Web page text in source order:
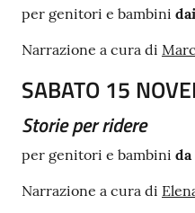
per genitori e bambini
Narrazione a cura di
SABATO 15
Storie per ridere
per genitori e bambini da
Narrazione a cura di